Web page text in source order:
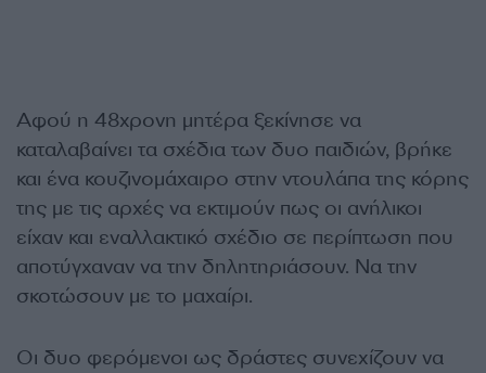
Αφού η 48χρονη μητέρα ξεκίνησε να
καταλαβαίνει τα σχέδια των δυο παιδιών, βρήκε
και ένα κουζινομάχαιρο στην ντουλάπα της κόρης
της με τις αρχές να εκτιμούν πως οι ανήλικοι
είχαν και εναλλακτικό σχέδιο σε περίπτωση που
αποτύγχαναν να την δηλητηριάσουν. Να την
σκοτώσουν με το μαχαίρι.
Οι δυο φερόμενοι ως δράστες συνεχίζουν να